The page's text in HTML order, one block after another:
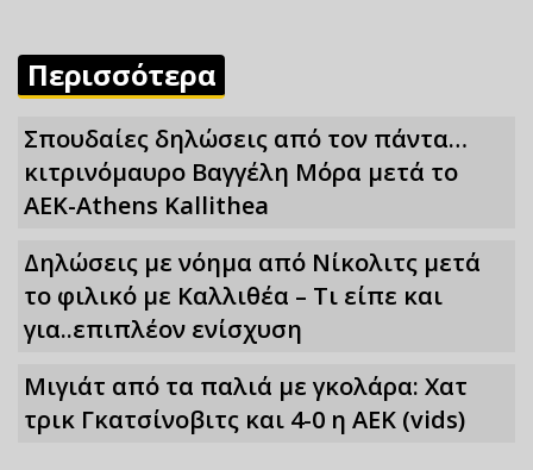
Περισσότερα
Σπουδαίες δηλώσεις από τον πάντα…
κιτρινόμαυρο Βαγγέλη Μόρα μετά το
ΑΕΚ-Athens Kallithea
Δηλώσεις με νόημα από Νίκολιτς μετά
το φιλικό με Καλλιθέα – Τι είπε και
για..επιπλέον ενίσχυση
Μιγιάτ από τα παλιά με γκολάρα: Χατ
τρικ Γκατσίνοβιτς και 4-0 η ΑΕΚ (vids)